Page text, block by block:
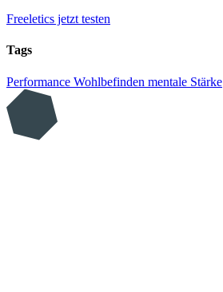
Freeletics jetzt testen
Tags
Performance Wohlbefinden mentale Stärke